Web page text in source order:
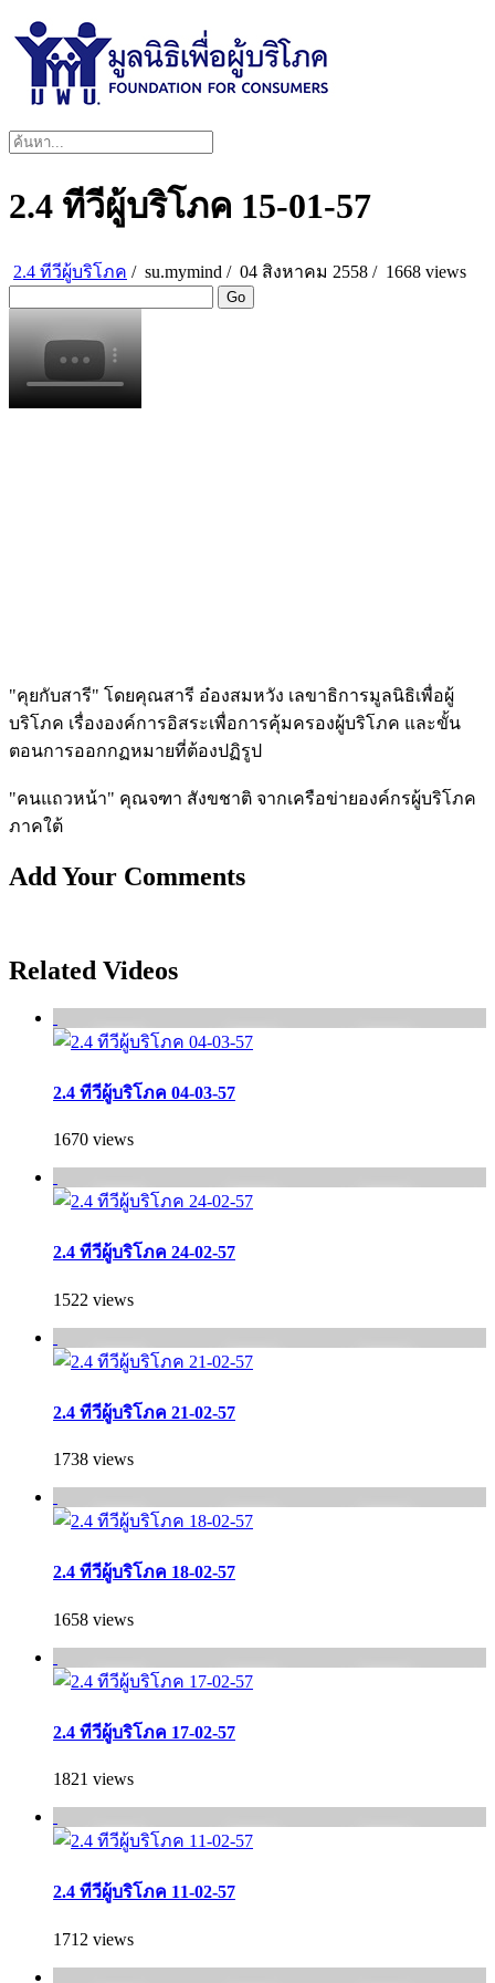
2.4 ทีวีผู้บริโภค 15-01-57
2.4 ทีวีผู้บริโภค / su.mymind / 04 สิงหาคม 2558 / 1668 views
Go
"คุยกับสารี" โดยคุณสารี อ๋องสมหวัง เลขาธิการมูลนิธิเพื่อผู้
บริโภค เรื่ององค์การอิสระเพื่อการคุ้มครองผู้บร­ิโภค และขั้น
ตอนการออกกฏหมายที่ต้องปฏิรูป
"คนแถวหน้า" คุณจฑา สังขชาติ จากเครือข่ายองค์กรผู้บริโภค
ภาคใต้
Add Your Comments
Related Videos
2.4 ทีวีผู้บริโภค 04-03-57
1670 views
2.4 ทีวีผู้บริโภค 24-02-57
1522 views
2.4 ทีวีผู้บริโภค 21-02-57
1738 views
2.4 ทีวีผู้บริโภค 18-02-57
1658 views
2.4 ทีวีผู้บริโภค 17-02-57
1821 views
2.4 ทีวีผู้บริโภค 11-02-57
1712 views